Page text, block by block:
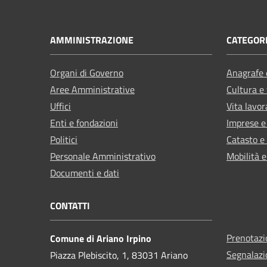
AMMINISTRAZIONE
Organi di Governo
Aree Amministrative
Uffici
Enti e fondazioni
Politici
Personale Amministrativo
Documenti e dati
Cultura
Vita
Imprese
Catasto
Mobilità
CONTATTI
Comune di Ariano Irpino
Piazza Plebiscito, 1, 83031 Ariano